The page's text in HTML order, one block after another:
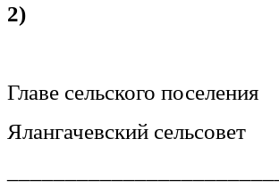
2)
Главе сельского поселения
Ялангачевский сельсовет